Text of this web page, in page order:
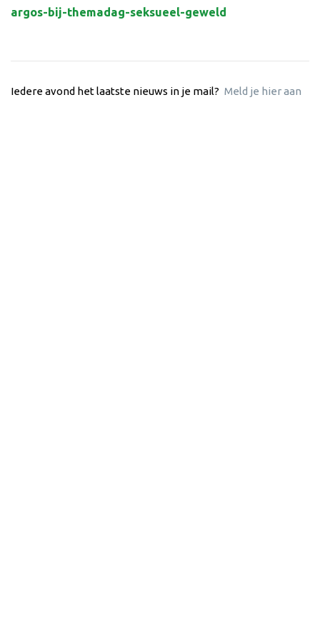
argos-bij-themadag-seksueel-geweld
Iedere avond het laatste nieuws in je mail? Meld je hier aan